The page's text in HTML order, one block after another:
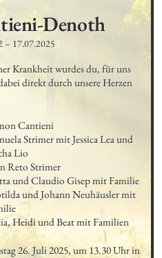
Denoth
– 17.07.2025
Krankheit wurdes du, für uns
direkt durch unsere Herzen
Cantieni
Strimer mit Jessica Lea und
Lio
Reto Strimer
und Claudio Gisep mit Familie
und Johann Neuhäusler mit
Heidi und Beat mit Familien
26. Juli 2025, um 13.30 Uhr in